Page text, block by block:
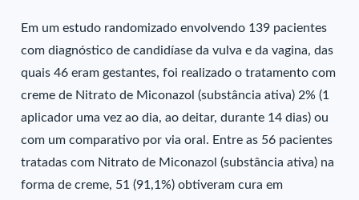
Em um estudo randomizado envolvendo 139 pacientes
com diagnóstico de candidíase da vulva e da vagina, das
quais 46 eram gestantes, foi realizado o tratamento com
creme de Nitrato de Miconazol (substância ativa) 2% (1
aplicador uma vez ao dia, ao deitar, durante 14 dias) ou
com um comparativo por via oral. Entre as 56 pacientes
tratadas com Nitrato de Miconazol (substância ativa) na
forma de creme, 51 (91,1%) obtiveram cura em